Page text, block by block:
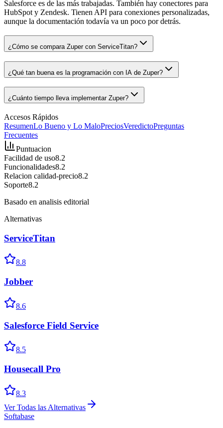
Salesforce es de las más trabajadas. También hay conectores para
HubSpot y Zendesk. Tienen API para conexiones personalizadas,
aunque la documentación todavía va un poco por detrás.
¿Cómo se compara Zuper con ServiceTitan?
¿Qué tan buena es la programación con IA de Zuper?
¿Cuánto tiempo lleva implementar Zuper?
Accesos Rápidos
ResumenLo Bueno y Lo MaloPreciosVeredictoPreguntas
Frecuentes
Puntuacion
Facilidad de uso8.2
Funcionalidades8.2
Relacion calidad-precio8.2
Soporte8.2
Basado en analisis editorial
Alternativas
ServiceTitan
8.8
Jobber
8.6
Salesforce Field Service
8.5
Housecall Pro
8.3
Ver Todas las Alternativas
Softabase